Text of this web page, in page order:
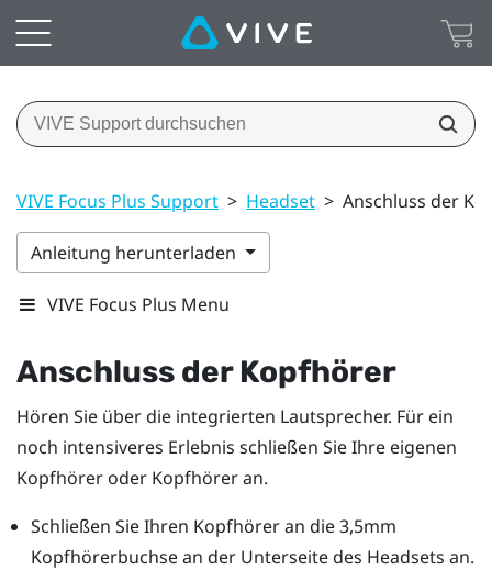
VIVE Focus Plus Support > Headset > Anschluss der
Anleitung herunterladen
VIVE Focus Plus Menu
Anschluss der Kopfhörer
Hören Sie über die integrierten Lautsprecher. Für ein
noch intensiveres Erlebnis schließen Sie Ihre eigenen
Kopfhörer oder Kopfhörer an.
Schließen Sie Ihren Kopfhörer an die 3,5mm
Kopfhörerbuchse an der Unterseite des Headsets an.